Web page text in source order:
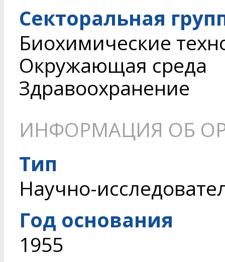
Секторальная
Биохимические
Окружающая среда
Здравоохранение
ИНФОРМАЦИЯ ОБ
Тип
Научно-
Год основания
1955